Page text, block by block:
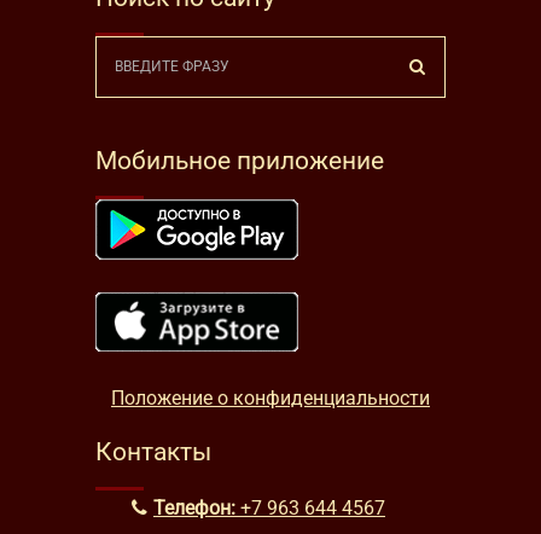
Мобильное приложение
Положение о конфиденциальности
Контакты
Телефон: +7 963 644 4567